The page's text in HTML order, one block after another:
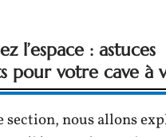
l’espace : astuces
pour votre cave à
section, nous allons